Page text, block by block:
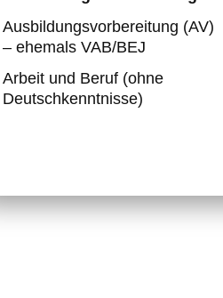
Ausbildungsvorbereitung (AV)
– ehemals VAB/BEJ
Arbeit und Beruf (ohne
Deutschkenntnisse)